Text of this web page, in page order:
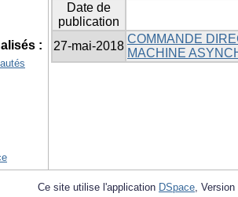
:
Date de
publication
27-mai-2018
COMMANDE
MACHINE
Ce site utilise l'application DSpace,